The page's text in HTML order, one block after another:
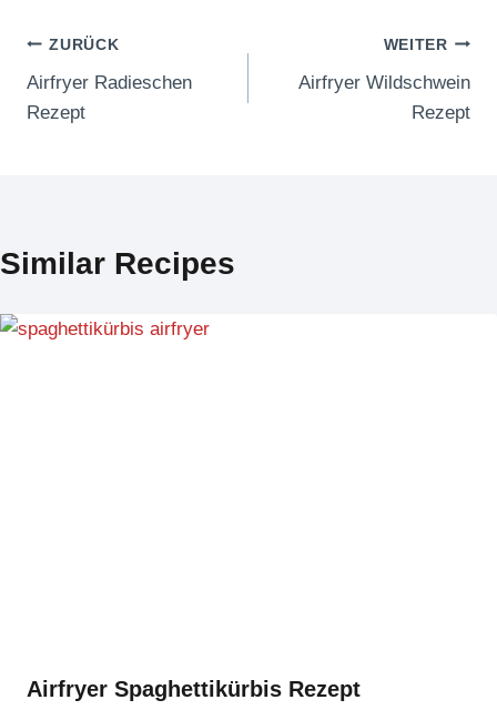
Beitragsnavigation
ZURÜCK
Airfryer Radieschen
Rezept
WEITER
Airfryer Wildschwein
Rezept
Similar Recipes
Airfryer Spaghettikürbis Rezept